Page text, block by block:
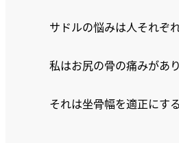
サドルの悩みは人それぞ
私はお尻の骨の痛みがあ
それは坐骨幅を適正にす